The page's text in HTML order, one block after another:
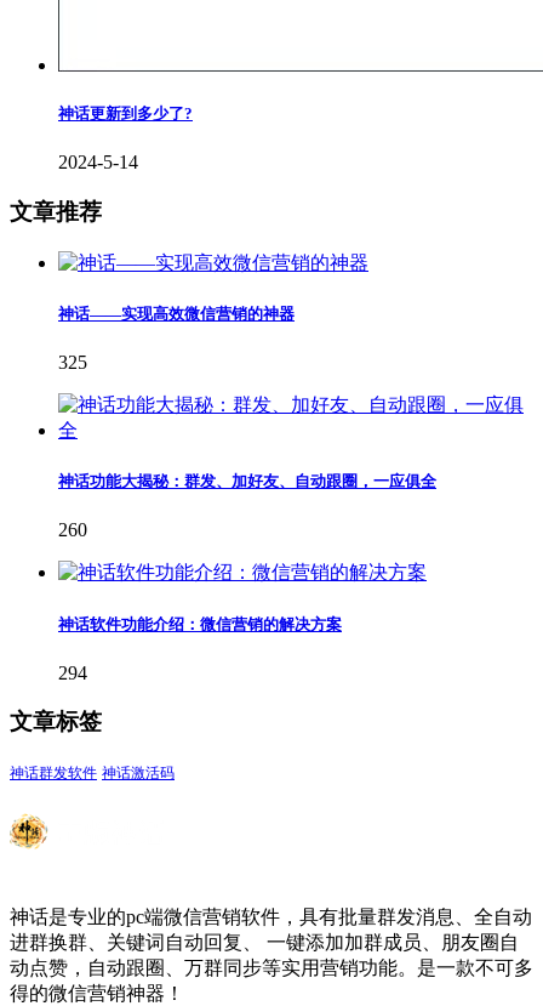
神话更新到多少了?
2024-5-14
文章推荐
神话——实现高效微信营销的神器
325
神话功能大揭秘：群发、加好友、自动跟圈，一应俱全
260
神话软件功能介绍：微信营销的解决方案
294
文章标签
神话群发软件 神话激活码
神话是专业的pc端微信营销软件，具有批量群发消息、全自动
进群换群、关键词自动回复、 一键添加加群成员、朋友圈自
动点赞，自动跟圈、万群同步等实用营销功能。是一款不可多
得的微信营销神器！